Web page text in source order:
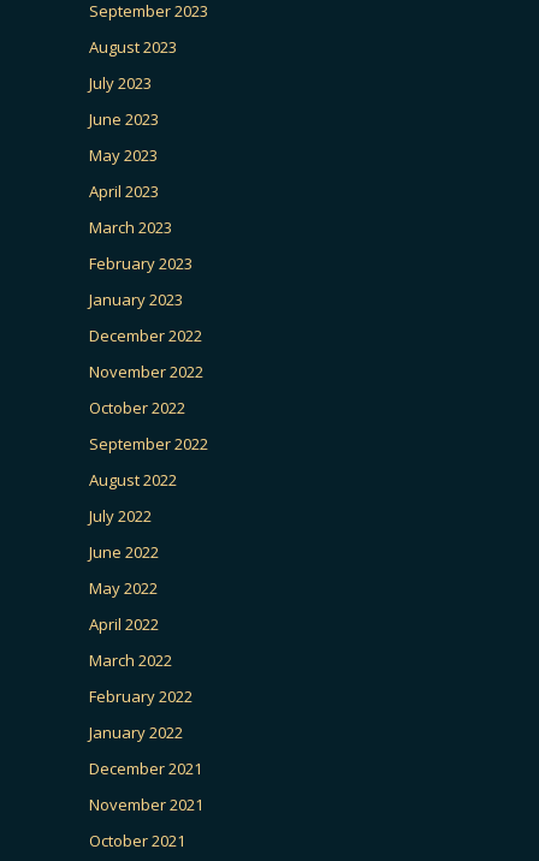
September 2023
August 2023
July 2023
June 2023
May 2023
April 2023
March 2023
February 2023
January 2023
December 2022
November 2022
October 2022
September 2022
August 2022
July 2022
June 2022
May 2022
April 2022
March 2022
February 2022
January 2022
December 2021
November 2021
October 2021